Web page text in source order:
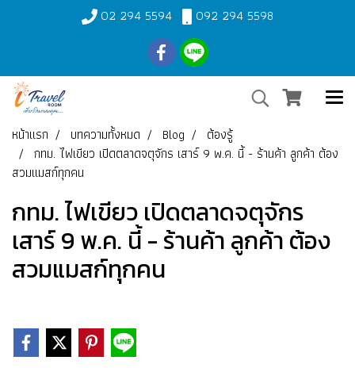
02 294 5594 092 294 5598
หน้าแรก บทความทั้งหมด Blog
ต้องรู้
กทม. ไฟเขียว เปิดตลาดจตุจักร เสาร์ 9 พ.ค. นี้ - ร้านค้า ลูกค้า ต้อง
สวมแมสก์ทุกคน
กทม. ไฟเขียว เปิดตลาดจตุจักร
เสาร์ 9 พ.ค. นี้ - ร้านค้า ลูกค้า ต้อง
สวมแมสก์ทุกคน